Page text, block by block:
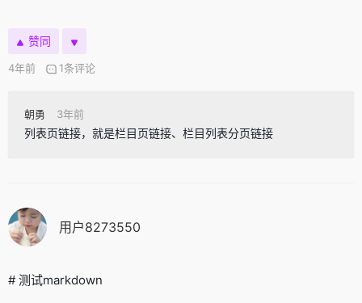
赞同
4年前 1条评论
朝勇 3年前
列表页链接，就是栏目页链接、栏目列表分页链接
用户8273550
# 测试markdown